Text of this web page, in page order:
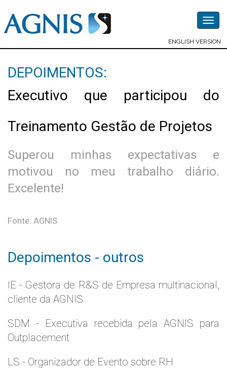
ENGLISH VERSION
DEPOIMENTOS:
Executivo que participou do
Treinamento Gestão de Projetos
Superou minhas expectativas e
motivou no meu trabalho diário.
Excelente!
Fonte: AGNIS
Depoimentos - outros
IE - Gestora de R&S de Empresa multinacional,
cliente da AGNIS
SDM - Executiva recebida pela AGNIS para
Outplacement
LS - Organizador de Evento sobre RH